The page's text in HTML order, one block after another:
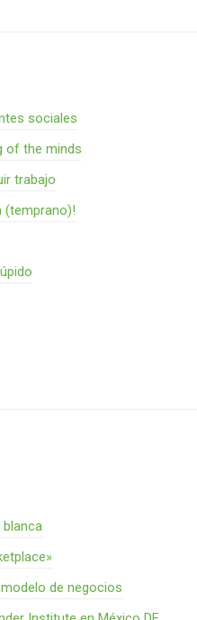
sociales
of the minds
trabajo
(temprano)!
de negocios